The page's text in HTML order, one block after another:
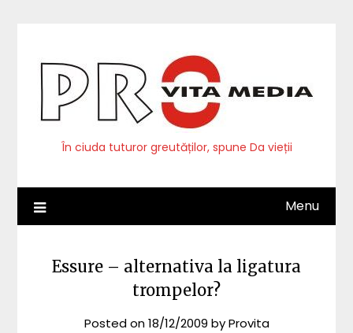
În ciuda tuturor greutăților, spune Da vieții
Menu
Essure – alternativa la ligatura
trompelor?
Posted on18/12/2009 byProvita